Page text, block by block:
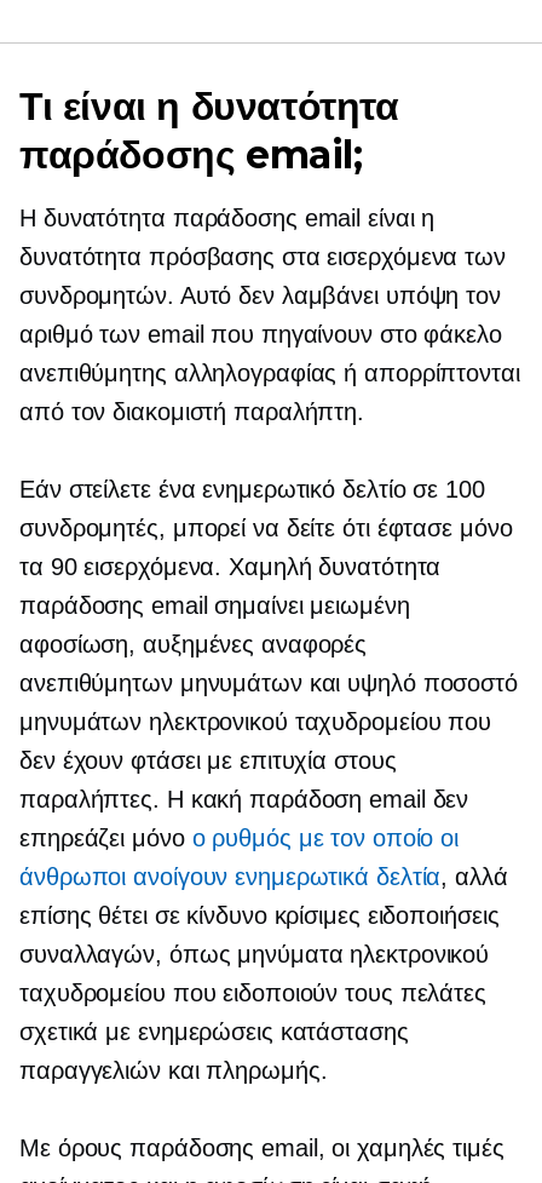
Τι είναι η δυνατότητα
παράδοσης email;
Η δυνατότητα παράδοσης email είναι η
δυνατότητα πρόσβασης στα εισερχόμενα των
συνδρομητών. Αυτό δεν λαμβάνει υπόψη τον
αριθμό των email που πηγαίνουν στο φάκελο
ανεπιθύμητης αλληλογραφίας ή απορρίπτονται
από τον διακομιστή παραλήπτη.
Εάν στείλετε ένα ενημερωτικό δελτίο σε 100
συνδρομητές, μπορεί να δείτε ότι έφτασε μόνο
τα 90 εισερχόμενα. Χαμηλή δυνατότητα
παράδοσης email σημαίνει μειωμένη
αφοσίωση, αυξημένες αναφορές
ανεπιθύμητων μηνυμάτων και υψηλό ποσοστό
μηνυμάτων ηλεκτρονικού ταχυδρομείου που
δεν έχουν φτάσει με επιτυχία στους
παραλήπτες. Η κακή παράδοση email δεν
επηρεάζει μόνο ο ρυθμός με τον οποίο οι
άνθρωποι ανοίγουν ενημερωτικά δελτία, αλλά
επίσης θέτει σε κίνδυνο κρίσιμες ειδοποιήσεις
συναλλαγών, όπως μηνύματα ηλεκτρονικού
ταχυδρομείου που ειδοποιούν τους πελάτες
σχετικά με ενημερώσεις κατάστασης
παραγγελιών και πληρωμής.
Με όρους παράδοσης email, οι χαμηλές τιμές